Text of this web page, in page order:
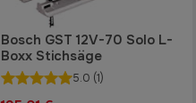
Bosch GST 12V-70 Solo L-
Boxx Stichsäge
5.0 (1)